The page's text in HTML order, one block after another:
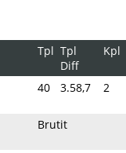
Tpl Tpl
Diff
Kpl
40 3.58,7 2
Brutit